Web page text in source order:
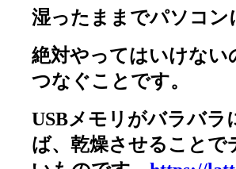
湿ったままでパソコン
絶対やってはいけな
つなぐことです。
USBメモリがバラバラ
ば、乾燥させることで